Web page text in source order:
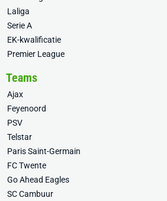
Laliga
Serie A
EK-kwalificatie
Premier League
Teams
Ajax
Feyenoord
PSV
Telstar
Paris Saint-Germain
FC Twente
Go Ahead Eagles
SC Cambuur